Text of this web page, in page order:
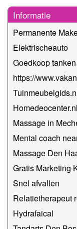
Informatie
Permanente
Elektrischeauto
Goedkoop
https://
Homedeocenter.nl
Massage in
Mental coach
Massage Den
Gratis Marketing
Snel afvallen
Relatietherapeut
Hydrafaical